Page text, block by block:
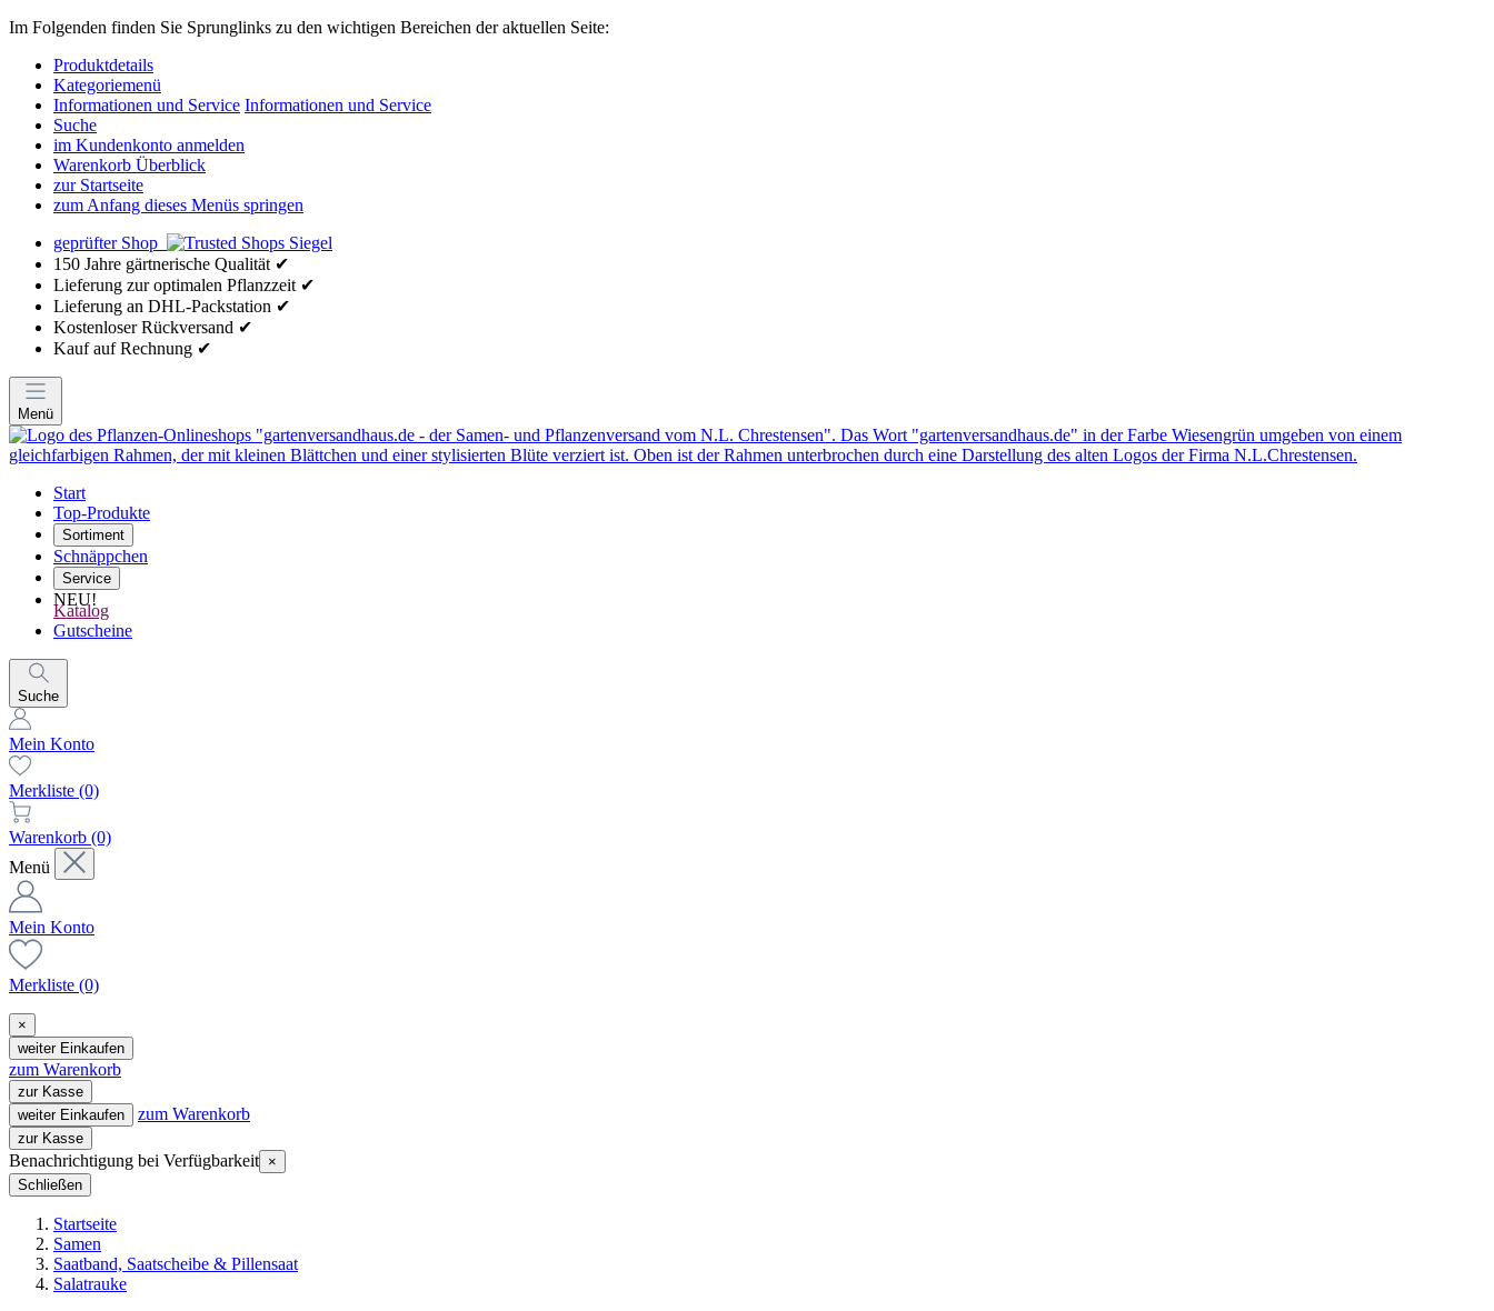
Im Folgenden finden Sie Sprunglinks zu den wichtigen Bereichen der aktuellen Seite:
Produktdetails
Kategoriemenü
Informationen und Service Informationen und Service
Suche
im Kundenkonto anmelden
Warenkorb Überblick
zur Startseite
zum Anfang dieses Menüs springen
geprüfter Shop
150 Jahre gärtnerische Qualität ✔
Lieferung zur optimalen Pflanzzeit ✔
Lieferung an DHL-Packstation ✔
Kostenloser Rückversand ✔
Kauf auf Rechnung ✔
Menü
Start
Top-Produkte
Sortiment
Schnäppchen
Service
NEU!
Katalog
Gutscheine
Suche
Mein Konto
Merkliste (0)
Warenkorb (0)
Menü
Mein Konto
Merkliste (0)
×
weiter Einkaufen
zum Warenkorb
zur Kasse
weiter Einkaufen
zum Warenkorb
zur Kasse
Benachrichtigung bei Verfügbarkeit ×
Schließen
Startseite
Samen
Saatband, Saatscheibe & Pillensaat
Salatrauke